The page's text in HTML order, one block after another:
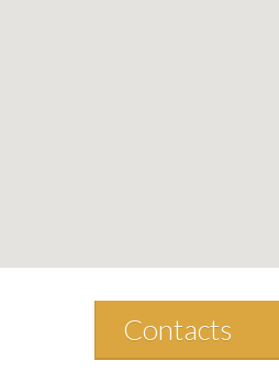
Contacts